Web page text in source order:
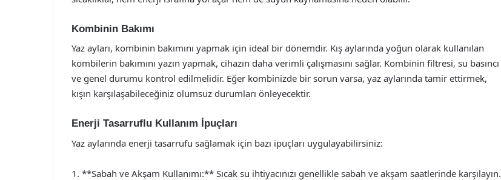
Kombinin Bakımı
Yaz ayları, kombinin bakımını yapmak için ideal bir dönemdir. Kış aylarında yoğun olarak kullanılan
kombilerin bakımını yazın yapmak, cihazın daha verimli çalışmasını sağlar. Kombinin filtresi, su basıncı
ve genel durumu kontrol edilmelidir. Eğer kombinizde bir sorun varsa, yaz aylarında tamir ettirmek,
kışın karşılaşabileceğiniz olumsuz durumları önleyecektir.
Enerji Tasarruflu Kullanım İpuçları
Yaz aylarında enerji tasarrufu sağlamak için bazı ipuçları uygulayabilirsiniz:
1. **Sabah ve Akşam Kullanımı:** Sıcak su ihtiyacınızı genellikle sabah ve akşam saatlerinde karşılayın.